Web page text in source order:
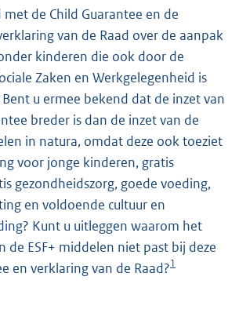
de Child Guarantee en de
van de Raad over de aanpak
kinderen die ook door de
Zaken en Werkgelegenheid is
u ermee bekend dat de inzet van
breder is dan de inzet van de
in natura, omdat deze ook toeziet
voor jonge kinderen, gratis
gezondheidszorg, goede voeding,
en voldoende cultuur en
Kunt u uitleggen waarom het
de ESF+ middelen niet past bij deze
en verklaring van de Raad?1